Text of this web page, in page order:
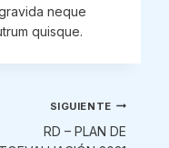
neque
quisque.
SIGUIENTE
RD – PLAN DE